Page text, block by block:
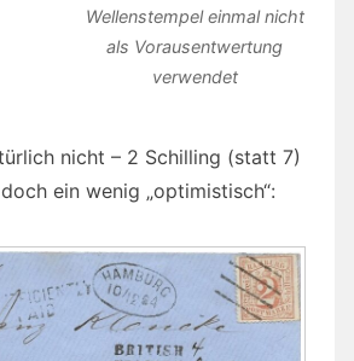
Wellenstempel einmal nicht
als Vorausentwertung
verwendet
nicht – 2 Schilling (statt 7)
ein wenig „optimistisch“: